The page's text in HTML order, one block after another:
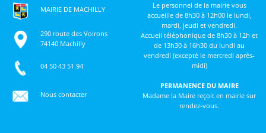
MAIRIE DE MACHILLY
290 route des Voirons
74140 Machilly
04 50 43 51 94
Nous contacter
Le personnel de la mairie vous
accueille de 8h30 à 12h00 le lundi,
mardi, jeudi et vendredi.
Accueil téléphonique de 8h30 à 12h et
de 13h30 à 16h30 du lundi au
vendredi (excepté le mercredi après-
midi)
PERMANENCE DU MAIRE
Madame la Maire reçoit en mairie sur
rendez-vous.